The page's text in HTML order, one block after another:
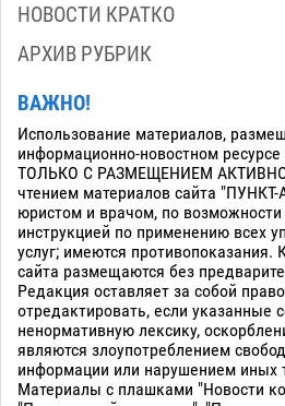
НОВОСТИ КРАТКО
АРХИВ РУБРИК
ВАЖНО!
Использование материалов,
информационно-новостном
ТОЛЬКО С РАЗМЕЩЕНИЕМ
чтением материалов сайта "ПУНКТ-
юристом и врачом, по возможности
инструкцией по применению всех
услуг; имеются противопоказания.
сайта размещаются без
Редакция оставляет за собой
отредактировать, если указанные
ненормативную лексику,
являются злоупотреблением
информации или нарушением иных
Материалы с плашками "Новости